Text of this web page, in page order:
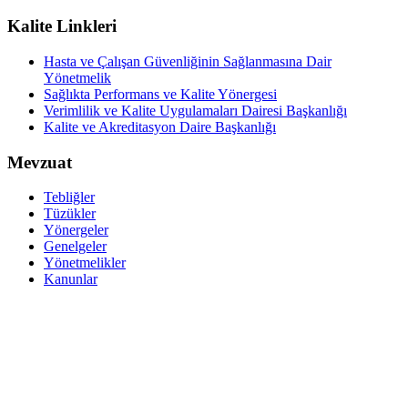
Kalite Linkleri
Hasta ve Çalışan Güvenliğinin Sağlanmasına Dair
Yönetmelik
Sağlıkta Performans ve Kalite Yönergesi
Verimlilik ve Kalite Uygulamaları Dairesi Başkanlığı
Kalite ve Akreditasyon Daire Başkanlığı
Mevzuat
Tebliğler
Tüzükler
Yönergeler
Genelgeler
Yönetmelikler
Kanunlar